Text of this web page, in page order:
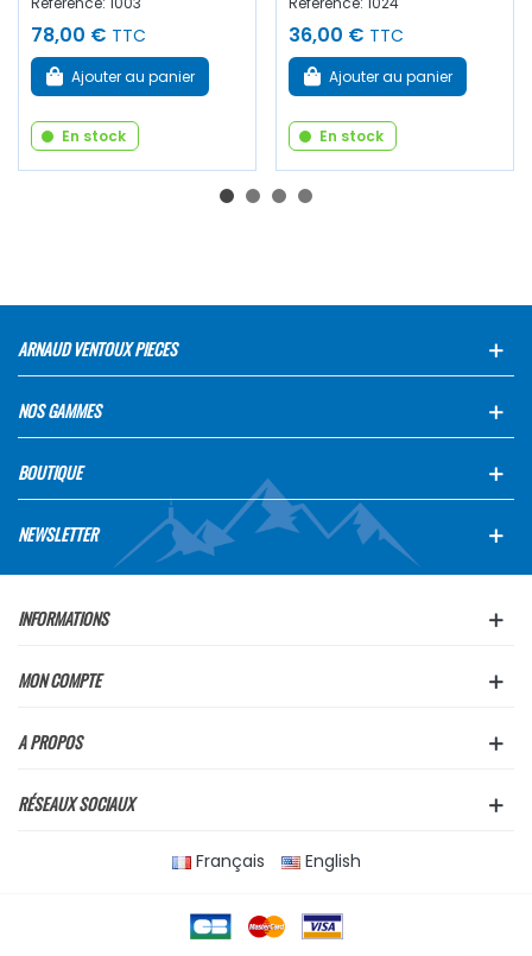
78,00 € TTC
Ajouter au panier
En stock
36,00 € TTC
Ajouter au panier
En stock
ARNAUD VENTOUX PIECES
NOS GAMMES
BOUTIQUE
NEWSLETTER
INFORMATIONS
MON COMPTE
A PROPOS
RÉSEAUX SOCIAUX
Français English